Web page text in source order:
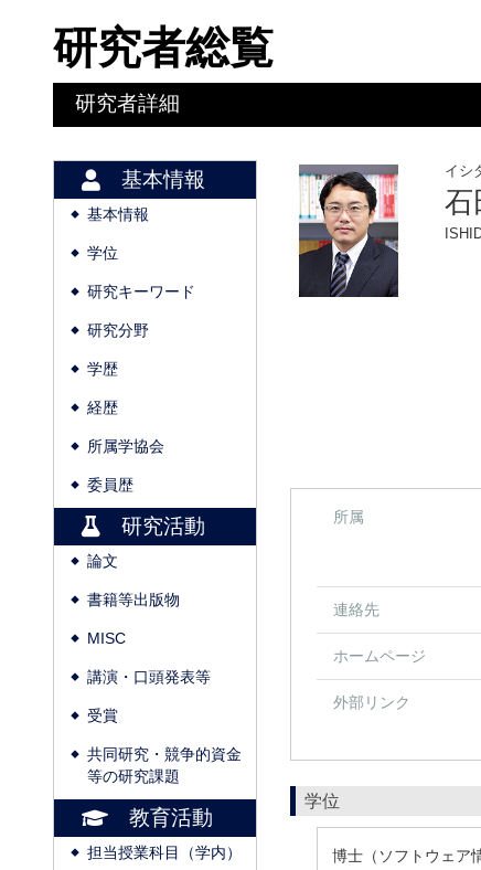
研究者総覧
研究者詳細
基本情報
◆ 基本情報
◆ 学位
◆ 研究キーワード
◆ 研究分野
◆ 学歴
◆ 経歴
◆ 所属学協会
◆ 委員歴
研究活動
◆ 論文
◆ 書籍等出版物
◆ MISC
◆ 講演・口頭発表等
◆ 受賞
◆
共同研究・競争的資金
等の研究課題
教育活動
◆ 担当授業科目（学内）
イシ
所属
連絡先
ホームページ
外部リンク
学位
博士（ソフトウェア